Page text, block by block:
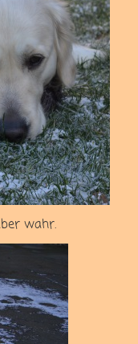
wahr.